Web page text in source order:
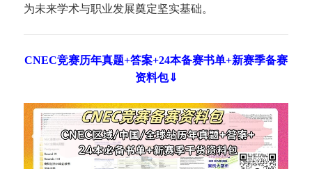
为未来学术与职业发展奠定坚实基础。
CNEC竞赛历年真题+答案+24本备赛书单+新赛季备赛
资料包⇓